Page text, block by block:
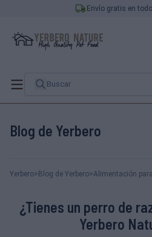
Envío gratis en
Blog de Yerbero
Yerbero> Blog de Yerbero>Alimentación
¿Tienes un perro de
Yerbero